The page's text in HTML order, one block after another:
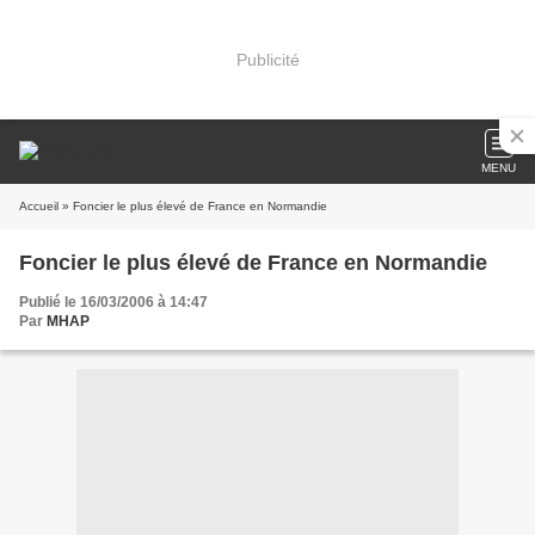
Publicité
MENU
Accueil » Foncier le plus élevé de France en Normandie
Foncier le plus élevé de France en Normandie
Publié le 16/03/2006 à 14:47
Par MHAP